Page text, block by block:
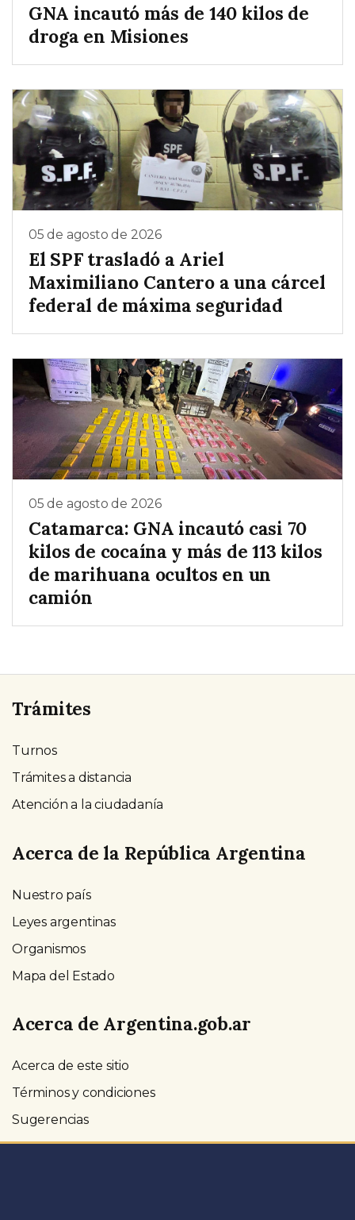
GNA incautó más de 140 kilos de
droga en Misiones
05 de agosto de 2026
El SPF trasladó a Ariel
Maximiliano Cantero a una cárcel
federal de máxima seguridad
05 de agosto de 2026
Catamarca: GNA incautó casi 70
kilos de cocaína y más de 113 kilos
de marihuana ocultos en un
camión
Trámites
Turnos
Trámites a distancia
Atención a la ciudadanía
Acerca de la República Argentina
Nuestro país
Leyes argentinas
Organismos
Mapa del Estado
Acerca de Argentina.gob.ar
Acerca de este sitio
Términos y condiciones
Sugerencias